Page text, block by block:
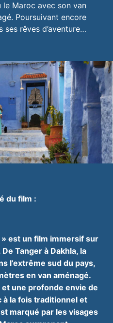
le Maroc avec son van
Poursuivant encore
ses rêves d’aventure…
du film :
est un film immersif sur
Tanger à Dakhla, la
l’extrême sud du pays,
en van aménagé.
une profonde envie de
à la fois traditionnel et
marqué par les visages